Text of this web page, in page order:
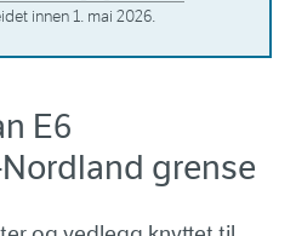
innen 1. mai 2026.
E6
grense